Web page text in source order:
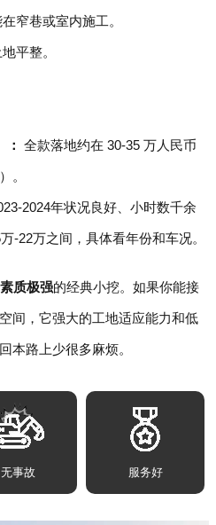
窄巷或室内施工。
平整。
全款落地约在 30-35 万人民币
。
2024年状况良好、小时数千余
-22万之间，具体看年份和车况。
质极强的经典小挖。如果你能接
间，它强大的工地适应能力和低
本路上少很多麻烦。
无事故 服务好